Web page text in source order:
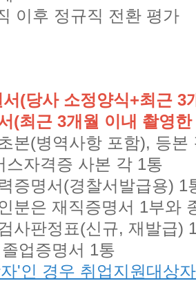
이후 정규직 전환 평가
서(당사 소정양식+최근 3
(최근 3개월 이내 촬영
본(병역사항 포함), 등본
스자격증 사본 각 1통
증명서(경찰서발급용) 1
분은 재직증명서 1부와
사판정표(신규, 재발급)
업증명서 1통
'인 경우 취업지원대상